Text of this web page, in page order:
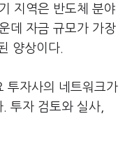
지역은 반도체 분야
데 자금 규모가 가장
양상이다.
투자사의 네트워크가
투자 검토와 실사,